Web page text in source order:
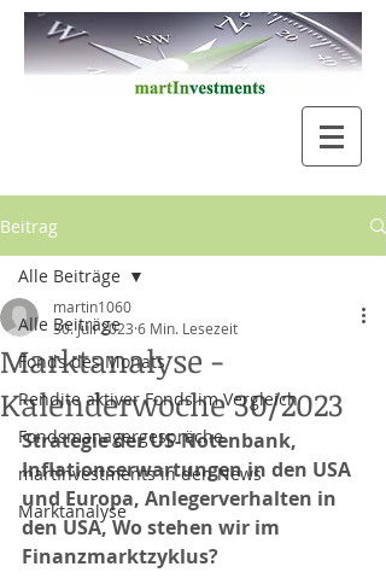
Beitrag
Alle Beiträge
Fonds des Monats
Rendite aktiver Fonds im Vergleich
Fondsmanagergespräche
martInvestments in den News
Marktanalyse
Alle Beiträge
Marktanalyse -
Kalenderwoche 30/2023
martin1060
30. Juli 2023 6 Min. Lesezeit
Strategie der US-Notenbank,
Inflationserwartungen in den USA
und Europa, Anlegerverhalten in
den USA, Wo stehen wir im
Finanzmarktzyklus?